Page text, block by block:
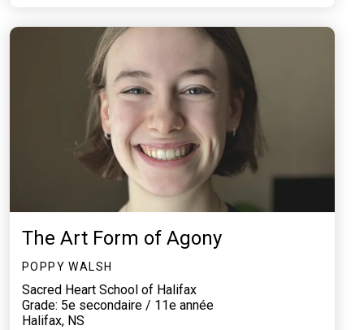
The Art Form of Agony
POPPY WALSH
Sacred Heart School of Halifax
Grade: 5e secondaire / 11e année
Halifax, NS